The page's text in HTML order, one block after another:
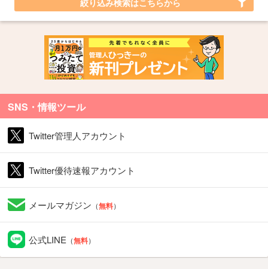
SNS・情報ツール
Twitter管理人アカウント
Twitter優待速報アカウント
メールマガジン （無料）
公式LINE （無料）